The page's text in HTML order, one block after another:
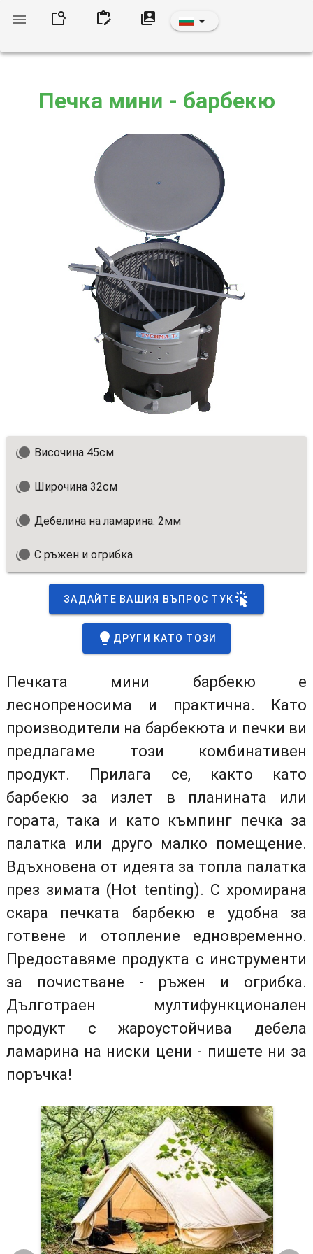
Печка мини - барбекю
Височина 45см
Широчина 32см
Дебелина на ламарина: 2мм
С ръжен и огрибка
ЗАДАЙТЕ ВАШИЯ ВЪПРОС ТУК
ДРУГИ КАТО ТОЗИ
Печката мини барбекю е
леснопреносимa и практичнa. Като
производители на барбекюта и печки ви
предлагаме този комбинативен
продукт. Прилага се, както като
барбекю за излет в планината или
гората, така и като къмпинг печка за
палатка или друго малко помещение.
Вдъхновена от идеята за топла палатка
през зимата (Hot tenting). С хромирана
скара печката барбекю е удобна за
готвене и отопление едновременно.
Предоставяме продукта с инструменти
за почистване - ръжен и огрибка.
Дълготраен мултифункционален
продукт с жароустойчива дебела
ламарина на ниски цени - пишете ни за
поръчка!